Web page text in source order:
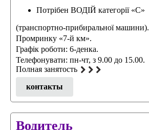
Потрібен ВОДІЙ категорії «С»
(транспортно-прибиральної машини).
Промринку «7-й км».
Графік роботи: 6-денка.
Телефонувати: пн-чт, з 9.00 до 15.00.
Полная занятость
контакты
Водитель